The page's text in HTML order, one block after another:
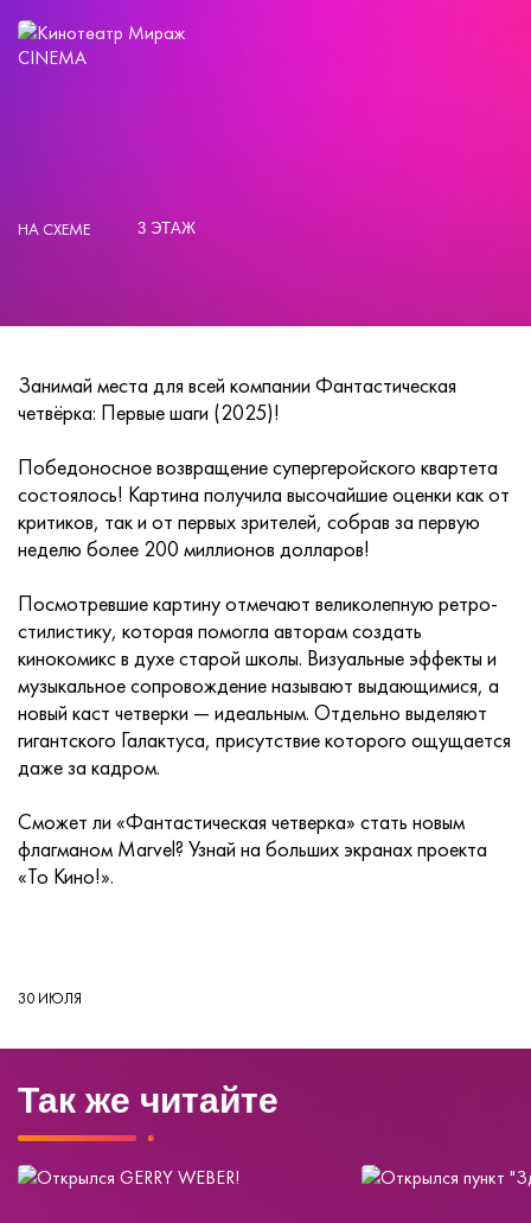
НА СХЕМЕ 3 ЭТАЖ
Занимай места для всей компании Фантастическая
четвёрка: Первые шаги (2025)!
Победоносное возвращение супергеройского квартета
состоялось! Картина получила высочайшие оценки как от
критиков, так и от первых зрителей, собрав за первую
неделю более 200 миллионов долларов!
Посмотревшие картину отмечают великолепную ретро-
стилистику, которая помогла авторам создать
кинокомикс в духе старой школы. Визуальные эффекты и
музыкальное сопровождение называют выдающимися, а
новый каст четверки — идеальным. Отдельно выделяют
гигантского Галактуса, присутствие которого ощущается
даже за кадром.
Сможет ли «Фантастическая четверка» стать новым
флагманом Marvel? Узнай на больших экранах проекта
«То Кино!».
30 ИЮЛЯ
Так же читайте